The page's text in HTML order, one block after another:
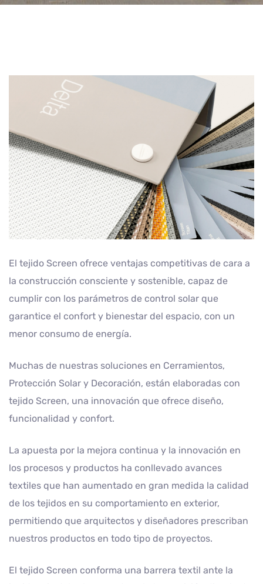
El tejido Screen ofrece ventajas competitivas de cara a
la construcción consciente y sostenible, capaz de
cumplir con los parámetros de control solar que
garantice el confort y bienestar del espacio, con un
menor consumo de energía.
Muchas de nuestras soluciones en Cerramientos,
Protección Solar y Decoración, están elaboradas con
tejido Screen, una innovación que ofrece diseño,
funcionalidad y confort.
La apuesta por la mejora continua y la innovación en
los procesos y productos ha conllevado avances
textiles que han aumentado en gran medida la calidad
de los tejidos en su comportamiento en exterior,
permitiendo que arquitectos y diseñadores prescriban
nuestros productos en todo tipo de proyectos.
El tejido Screen conforma una barrera textil ante la